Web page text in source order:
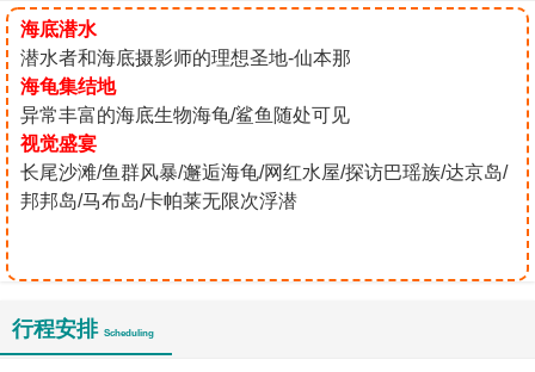
海底潜水
潜水者和海底摄影师的理想圣地-仙本那
海龟集结地
​异常丰富的海底生物海龟/鲨鱼随处可见
视觉盛宴
长尾沙滩/鱼群风暴/邂逅海龟/网红水屋/探访巴瑶族/达京岛/
邦邦岛/马布岛/卡帕莱无限次浮潜
行程安排 Scheduling